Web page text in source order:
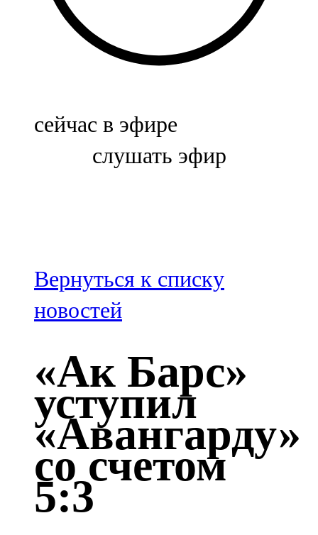
107,5 FM
Биләр
Болгар
100,3 FM
Зәй
106,6 FM
Кадыбаш
105,2 FM
Казан
91,5 FM
Кайбыч
106,1 FM
сейчас в эфире
слушать эфир
Вернуться к списку
новостей
«Ак Барс»
уступил
«Авангарду»
со счетом
5:3